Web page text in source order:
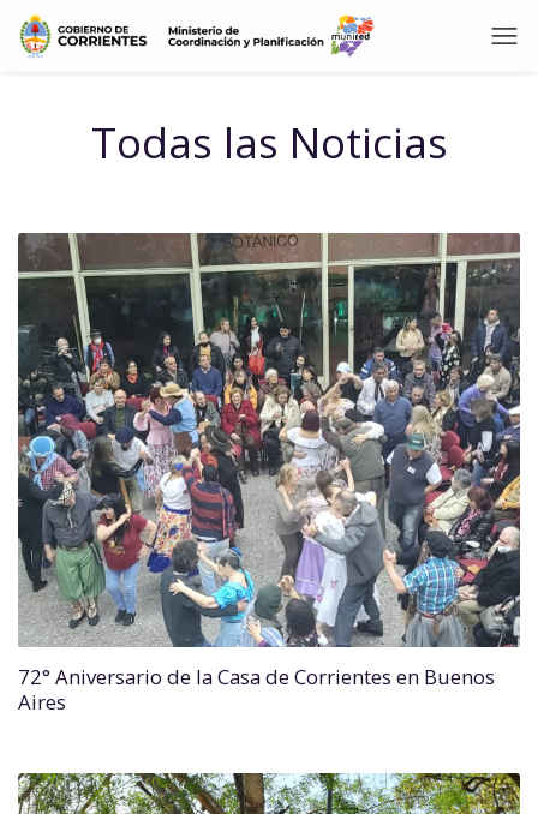
Todas las Noticias
72° Aniversario de la Casa de Corrientes en Buenos
Aires